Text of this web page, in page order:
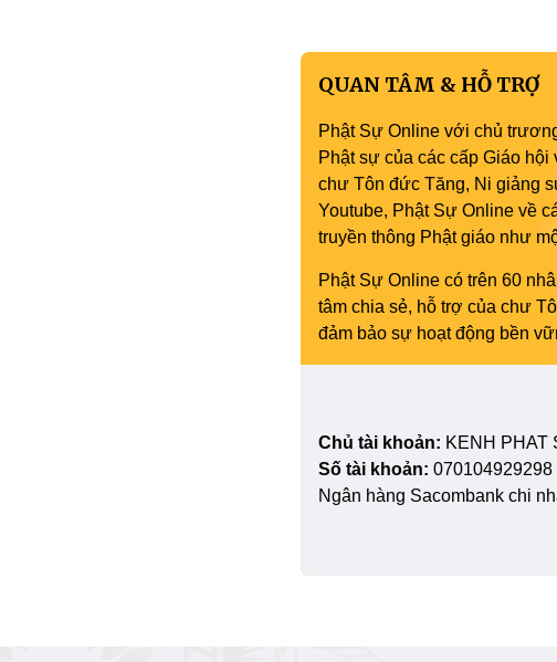
QUAN TÂM & HỖ TRỢ
Phật Sự Online với chủ
Phật sự của các cấp Giáo
chư Tôn đức Tăng, Ni giảng
Youtube, Phật Sự Online về
truyền thông Phật giáo như
Phật Sự Online có trên 60
tâm chia sẻ, hỗ trợ của chư
đảm bảo sự hoạt động bền
Chủ tài khoản: KENH PHAT
Số tài khoản: 070104929298
Ngân hàng Sacombank chi